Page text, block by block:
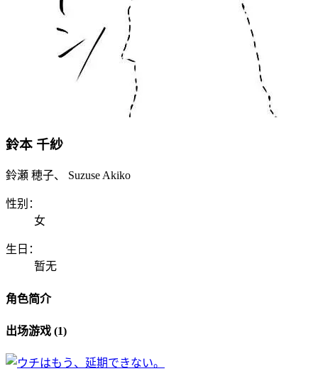
鈴本 千紗
鈴瀬 穂子、 Suzuse Akiko
性别：
女
生日：
暂无
角色简介
出场游戏 (1)